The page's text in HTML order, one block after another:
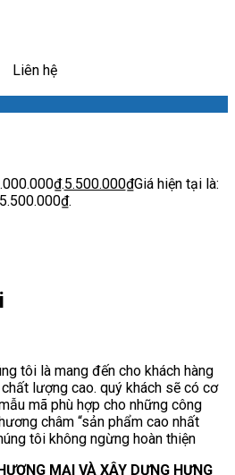
Liên hệ
5.500.000₫Giá hiện tại là:
5.500.000₫.
tôi là mang đến cho khách hàng
lượng cao. quý khách sẽ có cơ
mã phù hợp cho những công
châm “sản phẩm cao nhất
tôi không ngừng hoàn thiện
MẠI VÀ XÂY DỰNG HƯNG